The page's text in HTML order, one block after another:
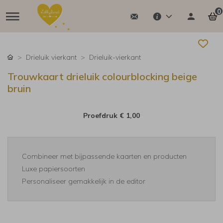
0
Drieluik vierkant Drieluik-vierkant
Trouwkaart drieluik colourblocking beige
bruin
Proefdruk € 1,00
Combineer met bijpassende kaarten en producten
Luxe papiersoorten
Personaliseer gemakkelijk in de editor